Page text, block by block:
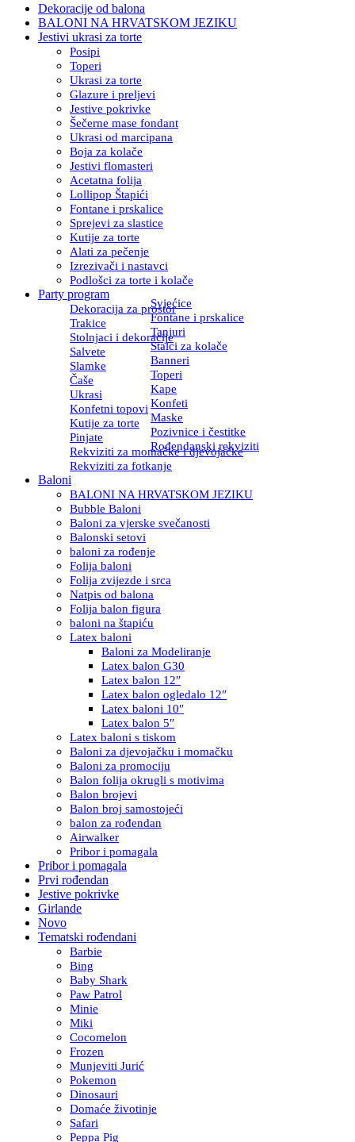
Dekoracije od balona
BALONI NA HRVATSKOM JEZIKU
Jestivi ukrasi za torte
Posipi
Toperi
Ukrasi za torte
Glazure i preljevi
Jestive pokrivke
Šečerne mase fondant
Ukrasi od marcipana
Boja za kolače
Jestivi flomasteri
Acetatna folija
Lollipop Štapići
Fontane i prskalice
Sprejevi za slastice
Kutije za torte
Alati za pečenje
Izrezivači i nastavci
Podlošci za torte i kolače
Party program
Dekoracija za prostor
Svjećice
Trakice
Fontane i prskalice
Stolnjaci i dekoracije
Tanjuri
Salvete
Stalci za kolače
Slamke
Banneri
Čaše
Toperi
Ukrasi
Kape
Konfetni topovi Konfeti
Kutije za torte
Maske
Pinjate
Pozivnice i čestitke
Rekviziti za momačke i djevojačke
Rođendanski rekviziti
Rekviziti za fotkanje
Baloni
BALONI NA HRVATSKOM JEZIKU
Bubble Baloni
Baloni za vjerske svečanosti
Balonski setovi
baloni za rođenje
Folija baloni
Folija zvijezde i srca
Natpis od balona
Folija balon figura
baloni na štapiću
Latex baloni
Baloni za Modeliranje
Latex balon G30
Latex balon 12″
Latex balon ogledalo 12″
Latex baloni 10″
Latex balon 5″
Latex baloni s tiskom
Baloni za djevojačku i momačku
Baloni za promociju
Balon folija okrugli s motivima
Balon brojevi
Balon broj samostojeći
balon za rođendan
Airwalker
Pribor i pomagala
Pribor i pomagala
Prvi rođendan
Jestive pokrivke
Girlande
Novo
Tematski rođendani
Barbie
Bing
Baby Shark
Paw Patrol
Minie
Miki
Cocomelon
Frozen
Munjeviti Jurić
Pokemon
Dinosauri
Domaće životinje
Safari
Peppa Pig